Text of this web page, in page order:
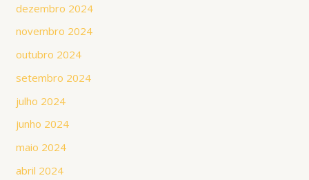
dezembro 2024
novembro 2024
outubro 2024
setembro 2024
julho 2024
junho 2024
maio 2024
abril 2024